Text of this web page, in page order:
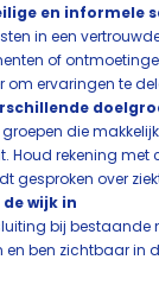
en informele
in een
of
om ervaringen te
die
Houd rekening met
gesproken over
wijk in
bij bestaande
en ben zichtbaar in